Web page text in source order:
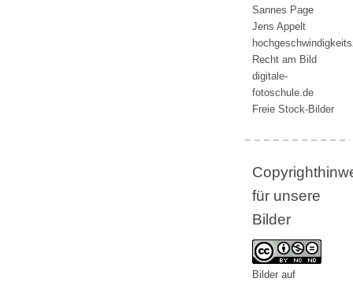
Sannes Page
Jens Appelt
Recht am Bild
digitale-
fotoschule.de
Freie Stock-Bilder
für unsere
Bilder
Bilder auf